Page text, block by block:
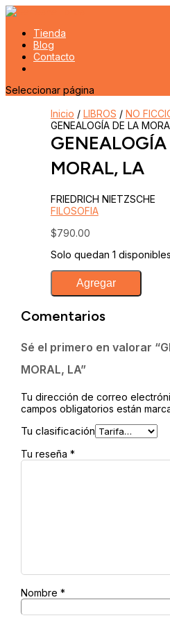
Tienda
Blog
Contacto
Seleccionar página
Inicio / LIBROS / NO
GENEALOGÍA DE LA
MORAL, LA
FRIEDRICH NIETZSCHE
FILOSOFIA
$790.00
Solo quedan 1 disponibles
GENEALOGÍA
LA
MORAL,
LA
Agregar
Comentarios
Sé el primero en valorar
MORAL, LA”
Tu dirección de correo
campos obligatorios están
Tu clasificación
Tu reseña *
Nombre *